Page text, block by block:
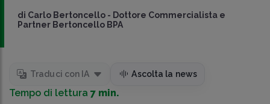
di Carlo Bertoncello - Dottore Commercialista e
Partner Bertoncello BPA
Traduci con IA Ascolta la news
Tempo di lettura 7 min.